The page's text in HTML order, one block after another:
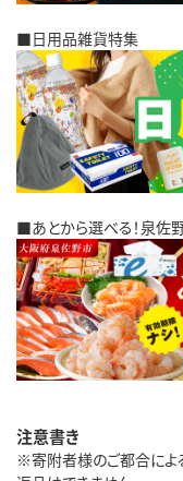
■日用品雑貨特集
■あとから選べる！泉佐野
注意書き
※寄附者様のご都合によ